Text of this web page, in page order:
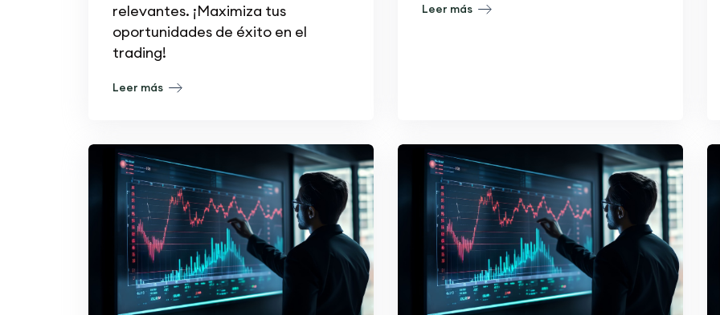
relevantes. ¡Maximiza tus
oportunidades de éxito en el
trading!
Leer más
Leer más